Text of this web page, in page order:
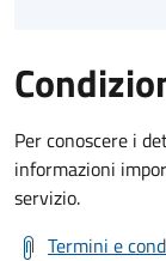
Per conoscere i
informazioni
servizio.
Termini e